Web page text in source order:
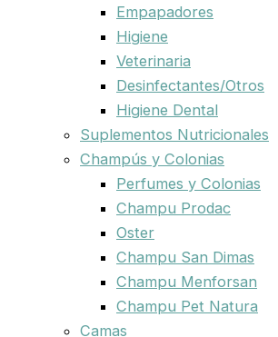
Empapadores
Higiene
Veterinaria
Desinfectantes/Otros
Higiene Dental
Suplementos Nutricionales
Champús y Colonias
Perfumes y Colonias
Champu Prodac
Oster
Champu San Dimas
Champu Menforsan
Champu Pet Natura
Camas